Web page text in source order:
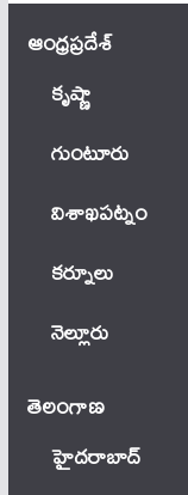
ఆంధ్ర‌ప్ర‌దేశ్
కృష్ణా
గుంటూరు
విశాఖపట్నం
కర్నూలు
నెల్లూరు
తెలంగాణ‌
హైదరాబాద్